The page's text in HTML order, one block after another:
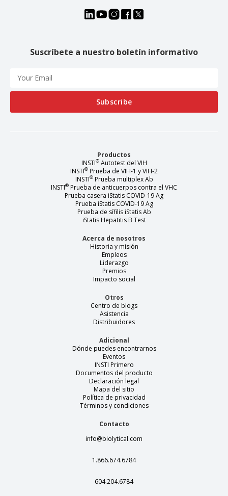
Suscríbete a nuestro boletín informativo
Productos
INSTI®Autotest del VIH
INSTI® Prueba de VIH-1 y VIH-2
INSTI®Prueba multiplex Ab
INSTI® Prueba de anticuerpos contra el VHC
Prueba casera iStatis COVID-19 Ag
Prueba iStatis COVID-19 Ag
Prueba de sífilis iStatis Ab
iStatis Hepatitis B Test
Acerca de nosotros
Historia y misión
Empleos
Liderazgo
Premios
Impacto social
Otros
Centro de blogs
Asistencia
Distribuidores
Adicional
Dónde puedes encontrarnos
Eventos
INSTI Primero
Documentos del producto
Declaración legal
Mapa del sitio
Política de privacidad
Términos y condiciones
Contacto
info@biolytical.com
1.866.674.6784
604.204.6784